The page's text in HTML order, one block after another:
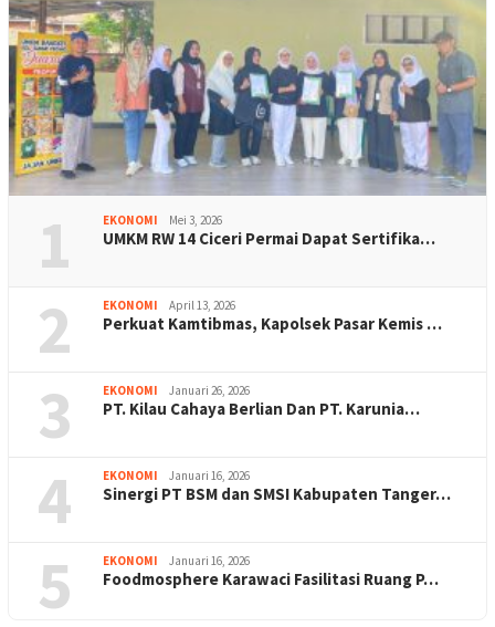
1 EKONOMI Mei 3, 2026
UMKM RW 14 Ciceri Permai Dapat Sertifika…
2 EKONOMI April 13, 2026
Perkuat Kamtibmas, Kapolsek Pasar Kemis …
3 EKONOMI Januari 26, 2026
PT. Kilau Cahaya Berlian Dan PT. Karunia…
4 EKONOMI Januari 16, 2026
Sinergi PT BSM dan SMSI Kabupaten Tanger…
5 EKONOMI Januari 16, 2026
Foodmosphere Karawaci Fasilitasi Ruang P…